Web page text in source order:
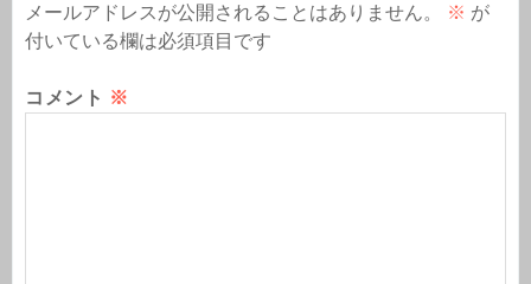
メールアドレスが公開されることはありません。 ※ が
付いている欄は必須項目です
コメント ※